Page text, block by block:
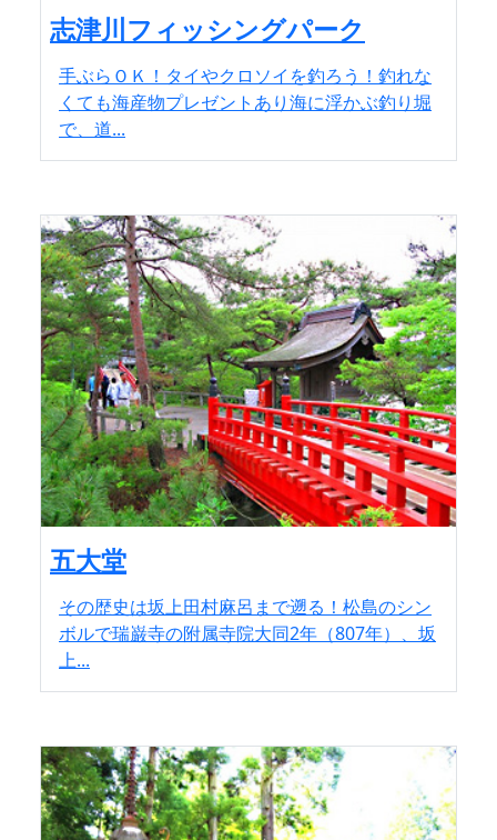
志津川フィッシングパーク
手ぶらＯＫ！タイやクロソイを釣ろう！釣れな
くても海産物プレゼントあり海に浮かぶ釣り堀
で、道...
五大堂
その歴史は坂上田村麻呂まで遡る！松島のシン
ボルで瑞巌寺の附属寺院大同2年（807年）、坂
上...